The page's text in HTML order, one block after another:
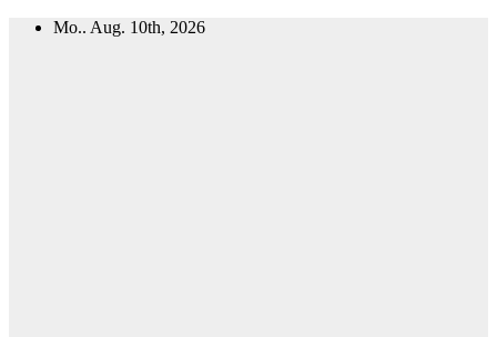
Zum
Mo.. Aug. 10th, 2026